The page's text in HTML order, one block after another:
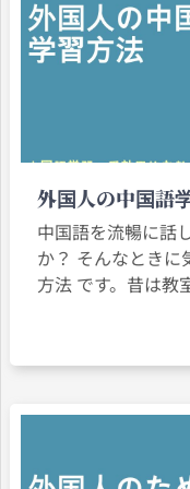
外国人の中国語
ースと学習ステ
中国語を流暢に話
か？ そんなときに
方法 です。昔は教
では 外国人向け
語アプリ、さら
文化交流プログラ